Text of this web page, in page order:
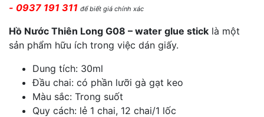
- 0937 191 311 để biết giá chính xác
Hồ Nước Thiên Long G08 – water glue stick là một
sản phẩm hữu ích trong việc dán giấy.
Dung tích: 30ml
Đầu chai: có phần lưỡi gà gạt keo
Màu sắc: Trong suốt
Quy cách: lẻ 1 chai, 12 chai/1 lốc